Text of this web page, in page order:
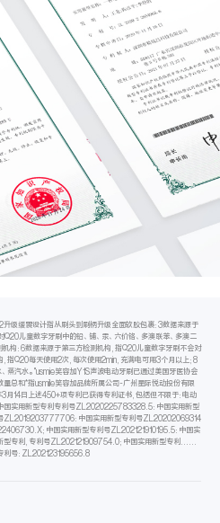
级缓震设计指从刷头到刷柄升级全面软胶包裹:3数据来源于
儿童数字牙刷中的铅、铺、汞、六价铬、多澳联苯、多澳二
构:6数据来源于第三方检测机构,指Q20儿童数字牙刷不会对
,指Q20每天使用2次,每次使用2min,充满电可用3个月以上;8
蒸汽水。"usmie笑容加Y1S声波电动牙刷已通过美国牙医协会
总和*指usmile笑容加品牌所属公司-广州星际悦动投份有限
月14日上述450+项专利已获得专利证书,包括但不限于:电动
实用新型专利专利号ZL2020225783328.5:中国实用新型
ZL2019203777706:中国实用新型专利号ZL20202069314
中国实用新型专利号ZL202121910195.5:中国实
型专利,专利号ZL202121909754.0;中国实用新型专利......
利号:ZL202123195656.8